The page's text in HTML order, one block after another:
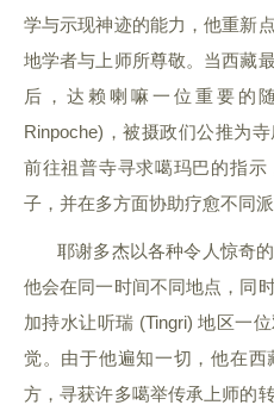
学与示现神迹的能力，他重新
地学者与上师所尊敬。当西藏
后，达赖喇嘛一位重要的
Rinpoche)，被摄政们公推为
前往祖普寺寻求噶玛巴的指
子，并在多方面协助疗愈不同派
耶谢多杰以各种令人惊奇
他会在同一时间不同地点，同
加持水让听瑞 (Tingri) 地区一
觉。由于他遍知一切，他在
方，寻获许多噶举传承上师的